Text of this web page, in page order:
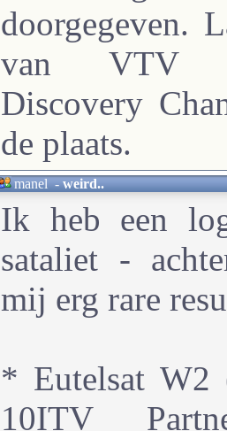
doorgegeven.
van VTV
Discovery
de plaats.
manel-weird..
Ik heb een
sataliet -
mij erg rare
* Eutelsat W2
10ITV